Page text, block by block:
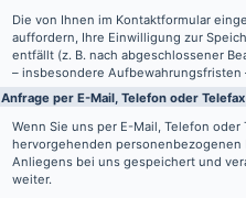
Die von Ihnen im Kontaktformular
auffordern, Ihre Einwilligung zur
entfällt (z. B. nach abgeschlossener
– insbesondere
Anfrage per E-Mail, Telefon oder Telefax
Wenn Sie uns per E-Mail, Telefon
hervorgehenden personenbezogenen
Anliegens bei uns gespeichert und
weiter.